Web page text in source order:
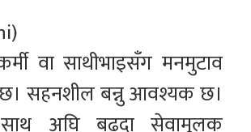
वा साथीभाइसँग मनमुटाव
सहनशील बन्नु आवश्यक छ।
साथ अघि बढ्दा सेवामूलक